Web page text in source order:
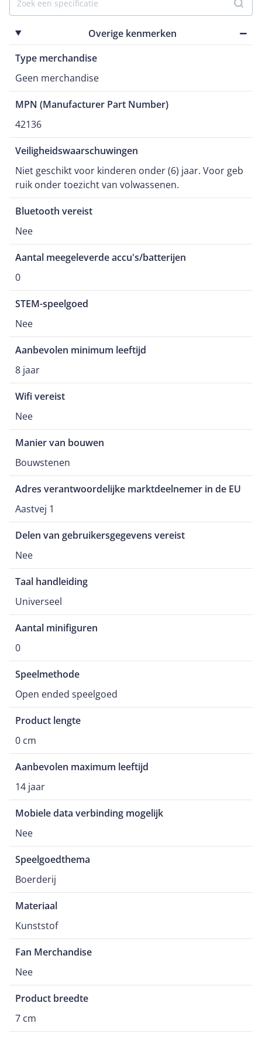
Overige kenmerken
Type merchandise
Geen merchandise
MPN (Manufacturer Part Number)
42136
Veiligheidswaarschuwingen
Niet geschikt voor kinderen onder (6) jaar. Voor geb
ruik onder toezicht van volwassenen.
Bluetooth vereist
Nee
Aantal meegeleverde accu's/batterijen
0
STEM-speelgoed
Nee
Aanbevolen minimum leeftijd
8 jaar
Wifi vereist
Nee
Manier van bouwen
Bouwstenen
Adres verantwoordelijke marktdeelnemer in de EU
Aastvej 1
Delen van gebruikersgegevens vereist
Nee
Taal handleiding
Universeel
Aantal minifiguren
0
Speelmethode
Open ended speelgoed
Product lengte
0 cm
Aanbevolen maximum leeftijd
14 jaar
Mobiele data verbinding mogelijk
Nee
Speelgoedthema
Boerderij
Materiaal
Kunststof
Fan Merchandise
Nee
Product breedte
7 cm